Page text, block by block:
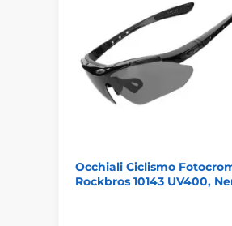
Occhiali Ciclismo
Rockbros 10143 UV400,